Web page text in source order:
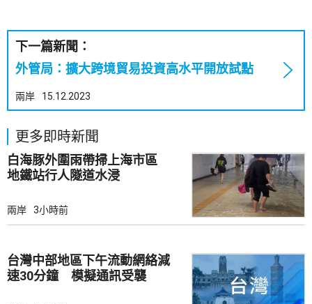
下一篇新聞：
外管局：擴大跨境貿易投資高水平開放試點
兩岸 15.12.2023
更多即時新聞
白海豚外圍雨帶掃上海市區
地鐵站行人隧道水浸
兩岸 3小時前
台灣中部地區下午流動網絡減
速30分鐘 模擬通訊受襲